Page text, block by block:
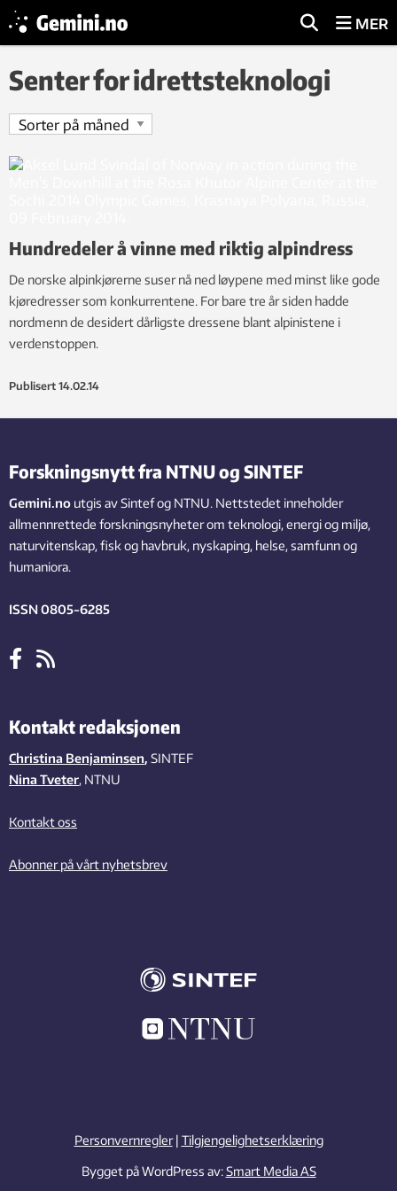
MER
Senter for idrettsteknologi
Hundredeler å vinne med riktig alpindress
De norske alpinkjørerne suser nå ned løypene med minst like gode
kjøredresser som konkurrentene. For bare tre år siden hadde
nordmenn de desidert dårligste dressene blant alpinistene i
verdenstoppen.
Publisert 14.02.14
Forskningsnytt fra NTNU og SINTEF
Gemini.no utgis av Sintef og NTNU. Nettstedet inneholder
allmennrettede forskningsnyheter om teknologi, energi og miljø,
naturvitenskap, fisk og havbruk, nyskaping, helse, samfunn og
humaniora.
ISSN 0805-6285
Kontakt redaksjonen
Christina Benjaminsen, SINTEF
Nina Tveter, NTNU
Kontakt oss
Abonner på vårt nyhetsbrev
Personvernregler | Tilgjengelighetserklæring
Bygget på WordPress av:Smart Media AS